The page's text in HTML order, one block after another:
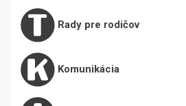
Rady pre rodičov
Komunikácia